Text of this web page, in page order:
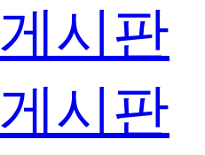
시판
시판